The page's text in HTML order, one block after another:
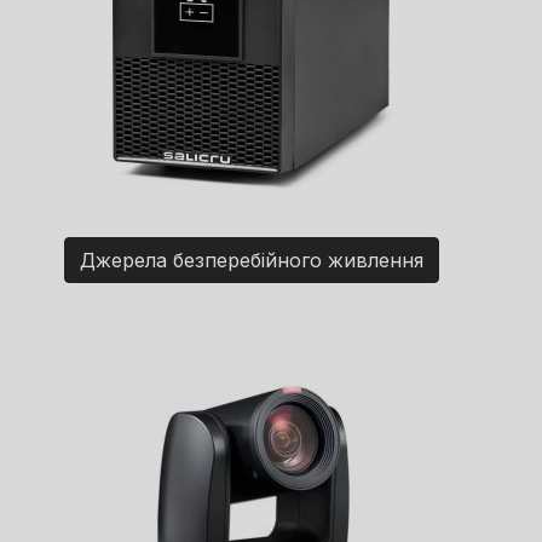
Джерела безперебійного живлення